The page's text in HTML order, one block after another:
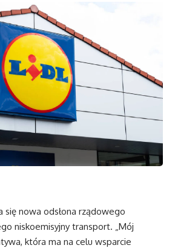
się nowa odsłona rządowego
niskoemisyjny transport. „Mój
która ma na celu wsparcie